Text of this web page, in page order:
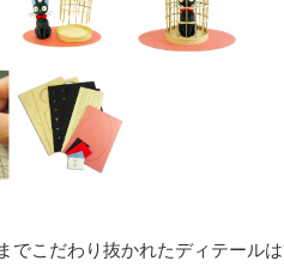
こだわり抜かれたディテール